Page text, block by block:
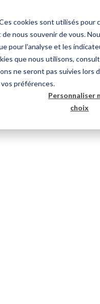
cookies sont utilisés pour
nous souvenir de vous.
pour l'analyse et les
que nous utilisons,
ne seront pas suivies lors
préférences.
Personnaliser
choix
Solutions